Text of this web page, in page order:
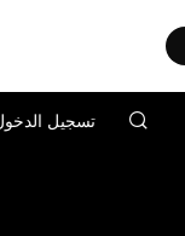
تسجيل